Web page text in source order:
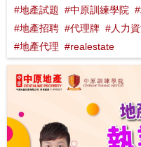
#地產試題 #中原訓練學院
#地產招聘 #代理牌 #人力
#地產代理 #realestate